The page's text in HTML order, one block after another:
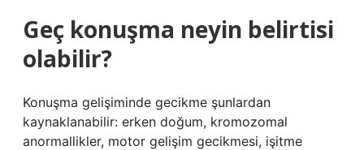
Geç konuşma neyin belirtisi
olabilir?
Konuşma gelişiminde gecikme şunlardan
kaynaklanabilir: erken doğum, kromozomal
anormallikler, motor gelişim gecikmesi, işitme